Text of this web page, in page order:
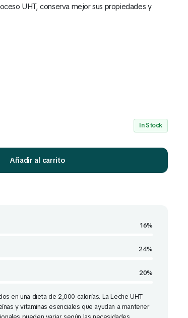
UHT, conserva mejor sus propiedades y
In Stock
Añadir al carrito
16%
24%
20%
en una dieta de 2,000 calorías. La Leche UHT
y vitaminas esenciales que ayudan a mantener